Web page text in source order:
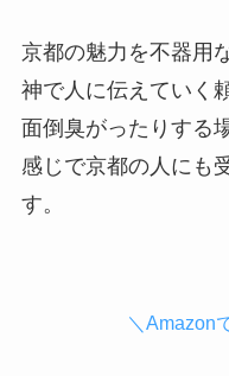
京都の魅力を不器用
神で人に伝えていく
面倒臭がったりする
感じで京都の人にも
す。
＼Amazon